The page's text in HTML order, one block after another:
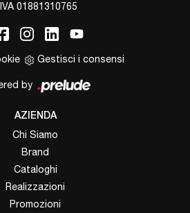
01881310765
Gestisci i consensi
by
AZIENDA
Chi Siamo
Brand
Cataloghi
Realizzazioni
Promozioni